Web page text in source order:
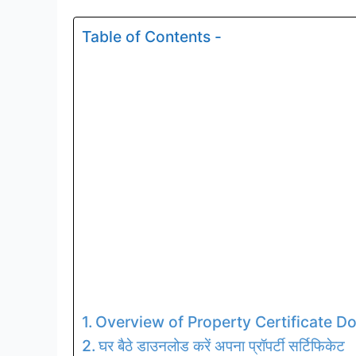
Table of Contents -
Overview of Property Certificate
घर बैठे डाउनलोड करें अपना प्रॉपर्टी सर्टिफिकेट